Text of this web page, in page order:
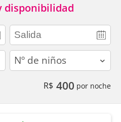
disponibilidad
children
R$ 400 por noche